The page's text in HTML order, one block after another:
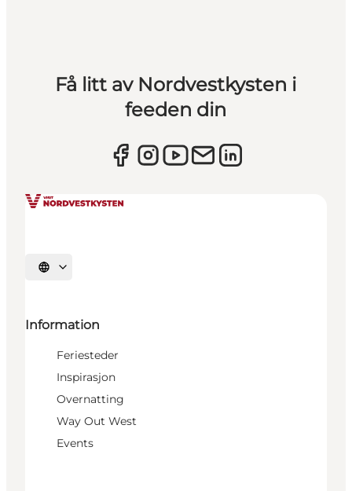
Få litt av Nordvestkysten i
feeden din
Velg språk
Information
Feriesteder
Inspirasjon
Overnatting
Way Out West
Events